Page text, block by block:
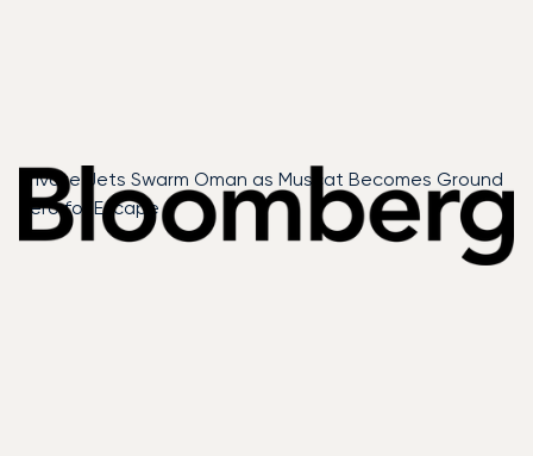
Private Jets Swarm Oman as Muscat Becomes Ground
Zero for Escape